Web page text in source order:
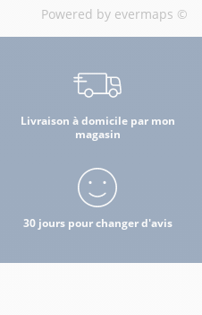
Powered by evermaps ©
Livraison à domicile par mon
magasin
30 jours pour changer d'avis